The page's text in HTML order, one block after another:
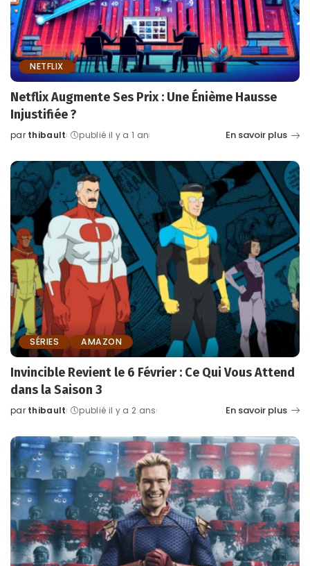
NETFLIX
Netflix Augmente Ses Prix : Une Énième Hausse
Injustifiée ?
Posted
par thibault publié il y a 1 an En savoir plus
SÉRIES AMAZON
Invincible Revient le 6 Février : Ce Qui Vous Attend
dans la Saison 3
Posted
par thibault publié il y a 2 ans En savoir plus